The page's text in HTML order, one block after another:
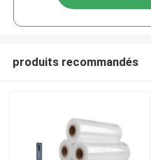
produits recommandés